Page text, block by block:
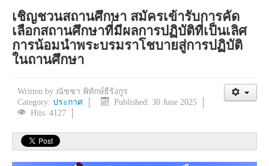
เชิญชวนสถานศึกษา สมัครเข้ารับการคัด
เลือกสถานศึกษาที่มีผลการปฏิบัติที่เป็นเลิศ
การน้อมนำพระบรมราโชบายสู่การปฏิบัติ
ในถานศึกษา
Written by ณัชชา พิทักษ์ธีรังกูร
Category: ประกาศ
Published: 30 June 2025
Hits: 4127